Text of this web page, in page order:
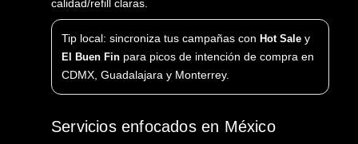
calidad/refill claras.
Tip local: sincroniza tus campañas con Hot Sale y
El Buen Fin para picos de intención de compra en
CDMX, Guadalajara y Monterrey.
Servicios enfocados en México